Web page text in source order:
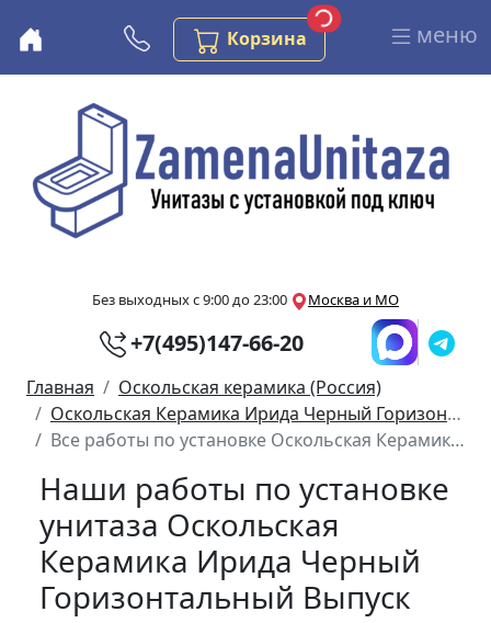
Перейти к основному содержанию
Бесплатная консультация
Корзина
Загрузка...
Заказов в корзине
меню
Без выходных с 9:00 до 23:00 Москва и МО
+7(495)147-66-20
Главная
Оскольская керамика (Россия)
Оскольская Керамика Ирида Черный Горизонтальный Выпуск
Все работы по установке Оскольская Керамика Ирида Черный Горизонтальный Выпуск
Наши работы по установке
унитаза Оскольская
Керамика Ирида Черный
Горизонтальный Выпуск